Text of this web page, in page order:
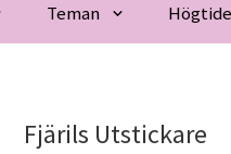
Teman
Fjärils Utstickare